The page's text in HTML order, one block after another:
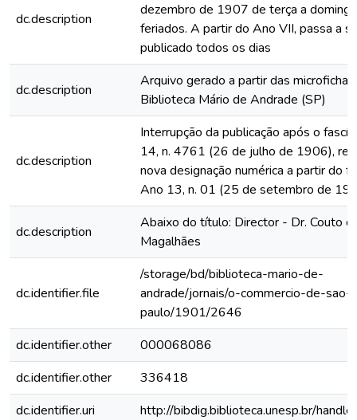
dc.description
dezembro de 1907 de terça a
feriados. A partir do Ano VII, passa a
publicado todos os dias
dc.description
Arquivo gerado a partir das
Biblioteca Mário de Andrade (SP)
dc.description
Interrupção da publicação após o
14, n. 4761 (26 de julho de 1906),
nova designação numérica a partir do
Ano 13, n. 01 (25 de setembro de
dc.description
Abaixo do título: Director - Dr. Couto
Magalhães
dc.identifier.file
/storage/bd/biblioteca-mario-de-
andrade/jornais/o-commercio-de-sao-
paulo/1901/2646
dc.identifier.other
000068086
dc.identifier.other
336418
dc.identifier.uri
http://bibdig.biblioteca.unesp.br/